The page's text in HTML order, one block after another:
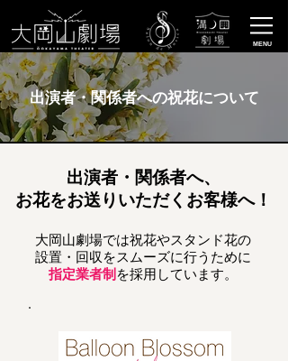
MENU
出演者・関係者への祝花について
出演者・関係者へ、
お花をお送りいただくお客様へ！
大岡山劇場では祝花やスタンド花の
設置・回収をスムーズに行うために
指定業者制 を採用しています。